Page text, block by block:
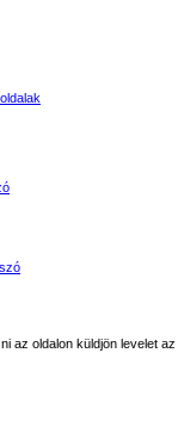
az oldalon küldjön levelet az